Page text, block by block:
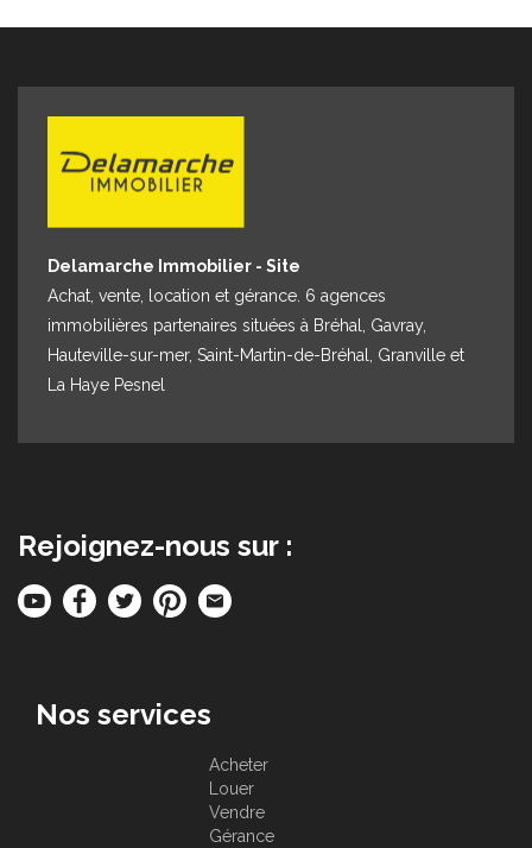
Delamarche Immobilier - Site
Achat, vente, location et gérance. 6 agences
immobilières partenaires situées à Bréhal, Gavray,
Hauteville-sur-mer, Saint-Martin-de-Bréhal, Granville et
La Haye Pesnel
Rejoignez-nous sur :
Nos services
Acheter
Louer
Vendre
Gérance